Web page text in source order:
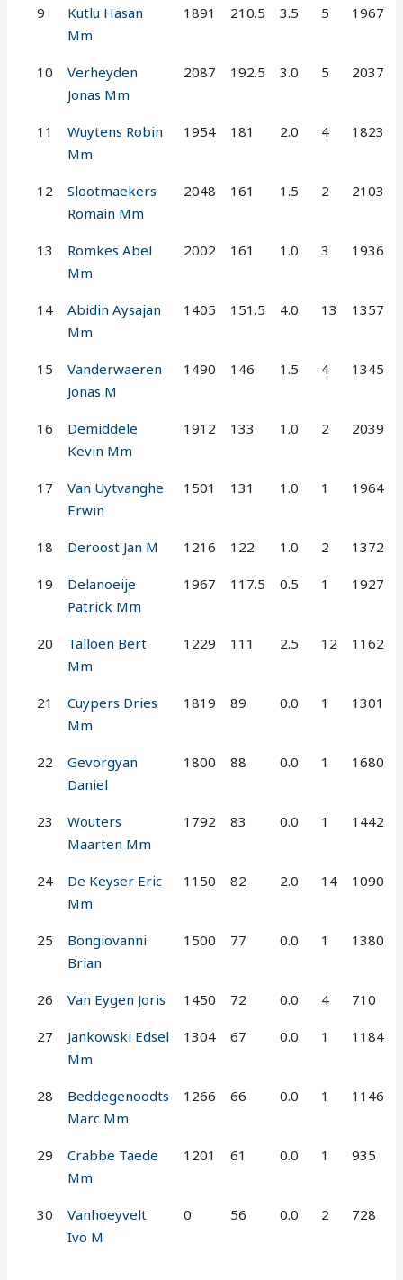
9
Kutlu Hasan
Mm
1891 210.5 3.5 5 1967
10
Verheyden
Jonas Mm
2087 192.5 3.0 5 2037
11
Wuytens Robin
Mm
1954 181 2.0 4 1823
12
Slootmaekers
Romain Mm
2048 161 1.5 2 2103
13
Romkes Abel
Mm
2002 161 1.0 3 1936
14
Abidin Aysajan
Mm
1405 151.5 4.0 13 1357
15
Vanderwaeren
Jonas M
1490 146 1.5 4 1345
16
Demiddele
Kevin Mm
1912 133 1.0 2 2039
17
Van Uytvanghe
Erwin
1501 131 1.0 1 1964
18 Deroost Jan M 1216 122 1.0 2 1372
19
Delanoeije
Patrick Mm
1967 117.5 0.5 1 1927
20
Talloen Bert
Mm
1229 111 2.5 12 1162
21
Cuypers Dries
Mm
1819 89 0.0 1 1301
22
Gevorgyan
Daniel
1800 88 0.0 1 1680
23
Wouters
Maarten Mm
1792 83 0.0 1 1442
24
De Keyser Eric
Mm
1150 82 2.0 14 1090
25
Bongiovanni
Brian
1500 77 0.0 1 1380
26 Van Eygen Joris 1450 72 0.0 4 710
27
Jankowski Edsel
Mm
1304 67 0.0 1 1184
28
Beddegenoodts
Marc Mm
1266 66 0.0 1 1146
29
Crabbe Taede
Mm
1201 61 0.0 1 935
30
Vanhoeyvelt
Ivo M
0 56 0.0 2 728